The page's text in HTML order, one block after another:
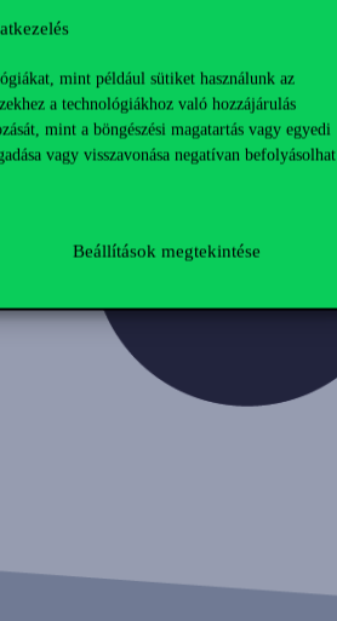
mint például sütiket használunk az
a technológiákhoz való hozzájárulás
mint a böngészési magatartás vagy egyedi
vagy visszavonása negatívan befolyásolhat
Beállítások megtekintése